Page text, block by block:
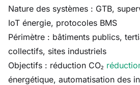
Nature des systèmes : GTB,
IoT énergie, protocoles BMS
Périmètre : bâtiments publics,
collectifs, sites industriels
Objectifs : réduction CO₂
énergétique, automatisation des